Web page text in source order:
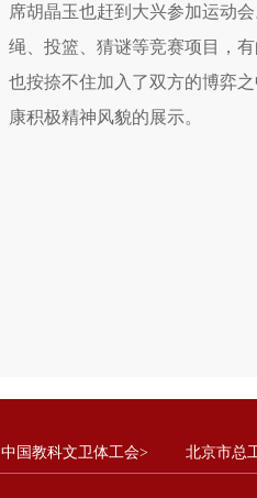
席胡晶玉也赶到大兴参加运动
绳、投篮、猜谜等竞赛项目，
也按捺不住加入了双方的博弈
康积极精神风貌的展示。
中国教科文卫体工会> 北京市总